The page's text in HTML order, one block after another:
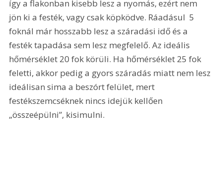
így a flakonban kisebb lesz a nyomás, ezért nem
jön ki a festék, vagy csak köpködve. Ráadásul  5
foknál már hosszabb lesz a száradási idő és a
festék tapadása sem lesz megfelelő. Az ideális
hőmérséklet 20 fok körüli. Ha hőmérséklet 25 fok
feletti, akkor pedig a gyors száradás miatt nem lesz
ideálisan sima a beszórt felület, mert
festékszemcséknek nincs idejük kellően
„összeépülni”, kisimulni.